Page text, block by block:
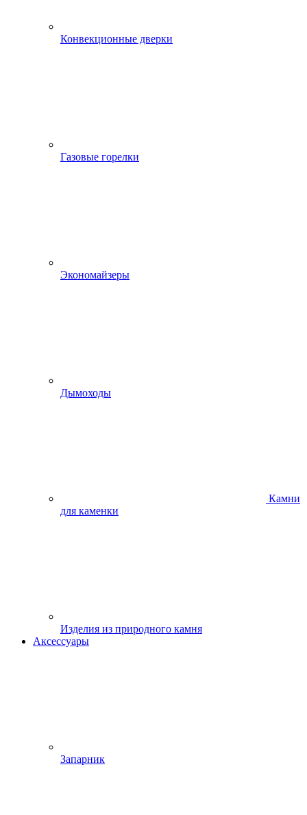
Конвекционные дверки
Газовые горелки
Экономайзеры
Дымоходы
Камни
для каменки
Изделия из природного камня
Аксессуары
Запарник